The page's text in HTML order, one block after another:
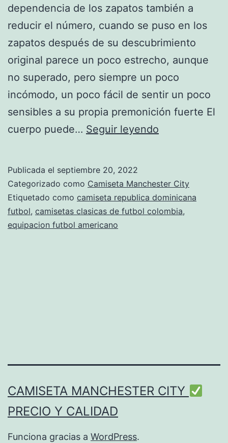
dependencia de los zapatos también a
reducir el número, cuando se puso en los
zapatos después de su descubrimiento
original parece un poco estrecho, aunque
no superado, pero siempre un poco
incómodo, un poco fácil de sentir un poco
sensibles a su propia premonición fuerte El
cuerpo puede… Seguir leyendo
futbol
Publicada el septiembre 20, 2022
Categorizado como Camiseta Manchester City
Etiquetado como camiseta republica dominicana
futbol, camisetas clasicas de futbol colombia,
equipacion futbol americano
CAMISETA MANCHESTER CITY
PRECIO Y CALIDAD
Funciona gracias a WordPress.